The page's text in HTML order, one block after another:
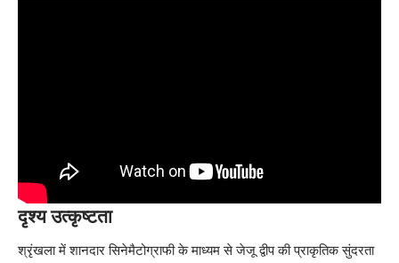
दृश्य उत्कृष्टता
श्रृंखला में शानदार सिनेमैटोग्राफी के माध्यम से जेजू द्वीप की प्राकृतिक सुंदरता